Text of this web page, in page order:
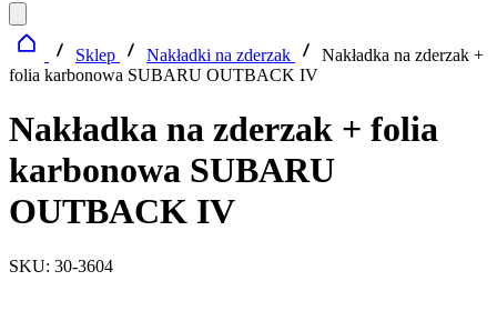
Sklep Nakładki na zderzak
Nakładka na zderzak +
folia karbonowa SUBARU OUTBACK IV
Nakładka na zderzak + folia
karbonowa SUBARU
OUTBACK IV
SKU: 30-3604